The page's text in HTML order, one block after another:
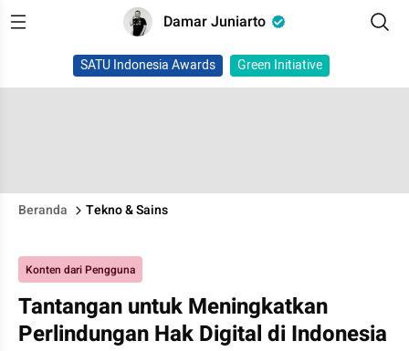
Damar Juniarto
SATU Indonesia Awards Green Initiative
Beranda Tekno & Sains
Konten dari Pengguna
Tantangan untuk Meningkatkan
Perlindungan Hak Digital di Indonesia